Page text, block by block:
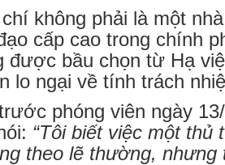
không phải là một
cấp cao trong chính
được bầu chọn từ Hạ
lo ngại về tính trách
phóng viên ngày
“Tôi biết việc một
theo lẽ thường, nhưng